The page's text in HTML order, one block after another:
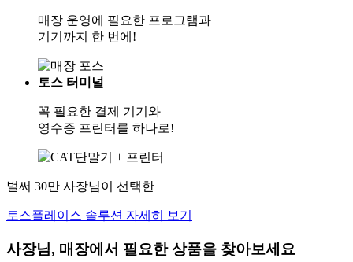
매장 운영에 필요한 프로그램과
기기까지 한 번에!
토스 터미널
꼭 필요한 결제 기기와
영수증 프린터를 하나로!
벌써 30만 사장님이 선택한
토스플레이스 솔루션 자세히 보기
사장님, 매장에서 필요한 상품을 찾아보세요